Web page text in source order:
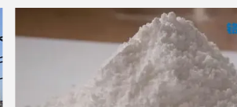
Qualitätssicherung Produktionsverfahren-
Firmenentwicklung/
Produktionsablauf Bescheinigung u. Fotos